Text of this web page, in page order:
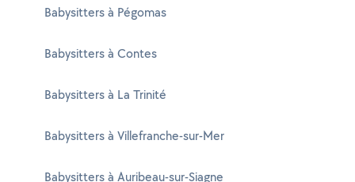
Babysitters à Pégomas
Babysitters à Contes
Babysitters à La Trinité
Babysitters à Villefranche-sur-Mer
Babysitters à Auribeau-sur-Siagne